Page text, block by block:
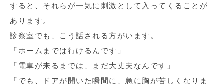
すると、それらが一気に刺激として入ってくることが
あります。
診察室でも、こう話される方がいます。
「ホームまでは行けるんです」
「電車が来るまでは、まだ大丈夫なんです」
「でも、ドアが開いた瞬間に、急に胸が苦しくなりま